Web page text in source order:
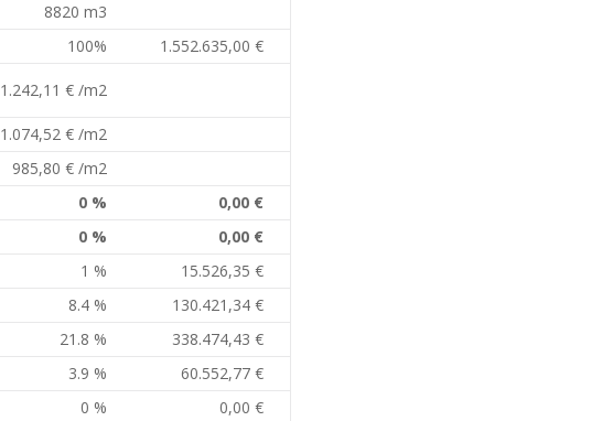
8820 m3
100%
1.552.635,00 €
1.242,11 € /m2
1.074,52 € /m2
985,80 € /m2
0 %
0,00 €
0 %
0,00 €
1 %
15.526,35 €
8.4 %
130.421,34 €
21.8 %
338.474,43 €
3.9 %
60.552,77 €
0 %
0,00 €